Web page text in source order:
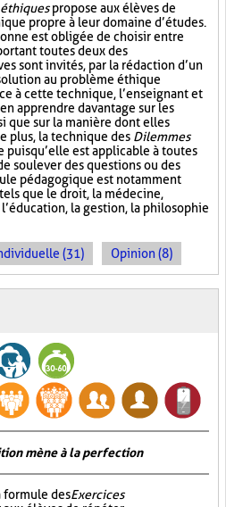
propose aux élèves de
propre à leur domaine d’études.
est obligée de choisir entre
toutes deux des
sont invités, par la rédaction d’un
au problème éthique
à cette technique, l’enseignant et
apprendre davantage sur les
que sur la manière dont elles
plus, la technique des Dilemmes
est applicable à toutes
soulever des questions ou des
pédagogique est notamment
que le droit, la médecine,
la gestion, la philosophie
(31) Opinion (8)
mène à la perfection
formule desExercices